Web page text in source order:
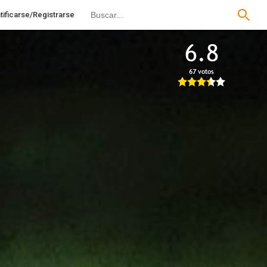
Registrarse
6.8
67 votos